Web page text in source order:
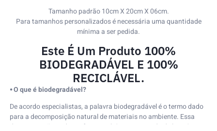
Tamanho padrão 10cm X 20cm X 06cm.
Para tamanhos personalizados é necessária uma quantidade
mínima a ser pedida.
Este É Um Produto 100%
BIODEGRADÁVEL E 100%
RECICLÁVEL.
⦁ O que é biodegradável?
De acordo especialistas, a palavra biodegradável é o termo dado
para a decomposição natural de materiais no ambiente. Essa
decomposição pode ser feita também com a ajuda de bactérias e